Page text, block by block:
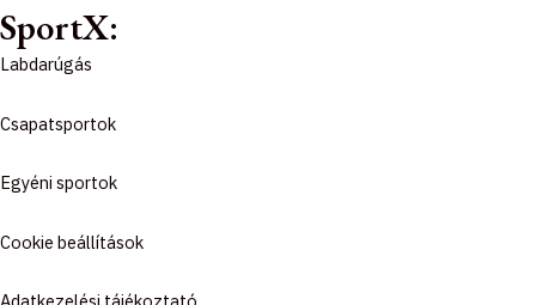
o
k
-
f
r
a
m
SportX:
Labdarúgás
Csapatsportok
Egyéni sportok
Cookie beállítások